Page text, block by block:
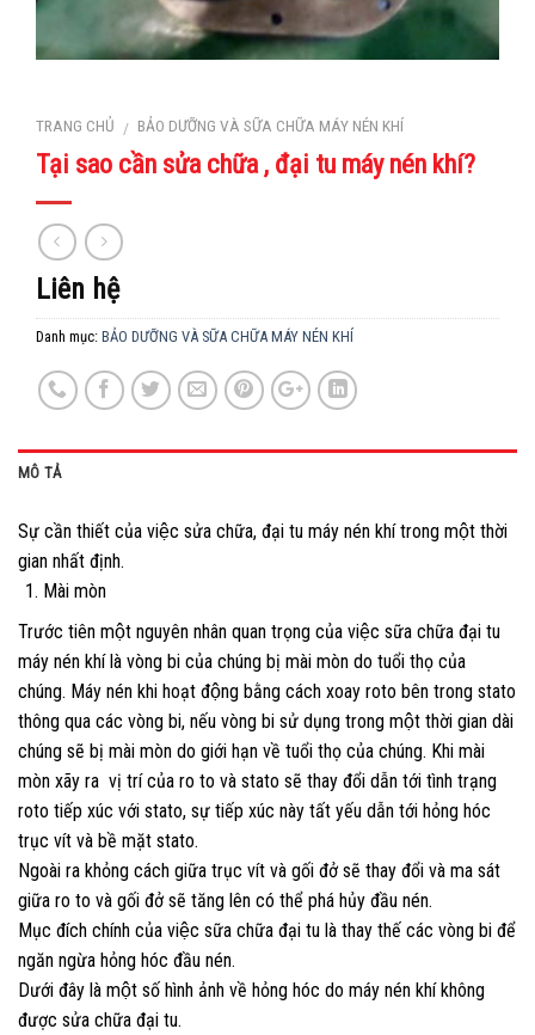
TRANG CHỦ / BẢO DƯỠNG VÀ SỮA CHỮA MÁY NÉN KHÍ
Tại sao cần sửa chữa , đại tu máy nén khí?
Liên hệ
Danh mục: BẢO DƯỠNG VÀ SỮA CHỮA MÁY NÉN KHÍ
MÔ TẢ
Sự cần thiết của việc sửa chữa, đại tu máy nén khí trong một thời
gian nhất định.
Mài mòn
Trước tiên một nguyên nhân quan trọng của việc sữa chữa đại tu
máy nén khí là vòng bi của chúng bị mài mòn do tuổi thọ của
chúng. Máy nén khi hoạt động bằng cách xoay roto bên trong stato
thông qua các vòng bi, nếu vòng bi sử dụng trong một thời gian dài
chúng sẽ bị mài mòn do giới hạn về tuổi thọ của chúng. Khi mài
mòn xãy ra vị trí của ro to và stato sẽ thay đổi dẫn tới tình trạng
roto tiếp xúc với stato, sự tiếp xúc này tất yếu dẫn tới hỏng hóc
trục vít và bề mặt stato.
Ngoài ra khỏng cách giữa trục vít và gối đở sẽ thay đổi và ma sát
giữa ro to và gối đở sẽ tăng lên có thể phá hủy đầu nén.
Mục đích chính của việc sữa chữa đại tu là thay thế các vòng bi để
ngăn ngừa hỏng hóc đầu nén.
Dưới đây là một số hình ảnh về hỏng hóc do máy nén khí không
được sửa chữa đại tu.